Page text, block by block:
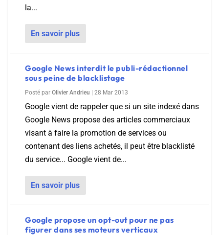
la...
En savoir plus
Google News interdit le publi-rédactionnel
sous peine de blacklistage
Posté par Olivier Andrieu 28 Mar 2013
Google vient de rappeler que si un site indexé dans
Google News propose des articles commerciaux
visant à faire la promotion de services ou
contenant des liens achetés, il peut être blacklisté
du service... Google vient de...
En savoir plus
Google propose un opt-out pour ne pas
figurer dans ses moteurs verticaux